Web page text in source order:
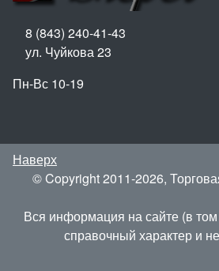
8 (843) 240-41-43
ул. Чуйкова 23
Пн-Вс 10-19
Наверх
© Copyright 2011-2026,
Вся информация на сайте (в
справочный характер и